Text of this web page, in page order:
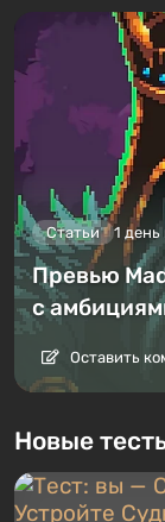
Статьи 1 день
Превью
с
Оставить
Новые